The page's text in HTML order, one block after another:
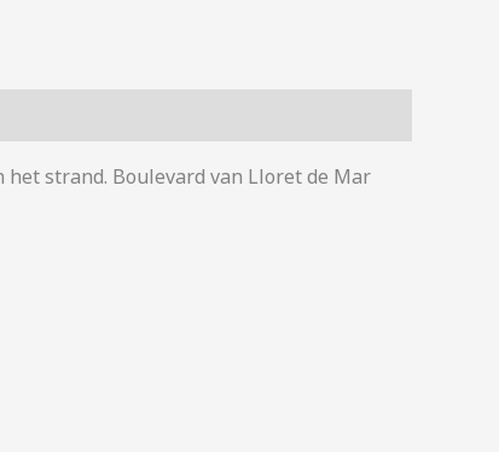
het strand. Boulevard van Lloret de Mar